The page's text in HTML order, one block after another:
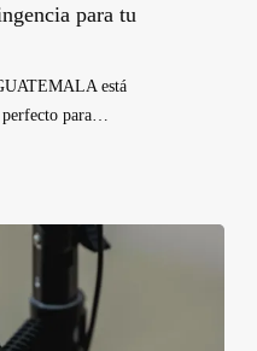
para tu
está
para…